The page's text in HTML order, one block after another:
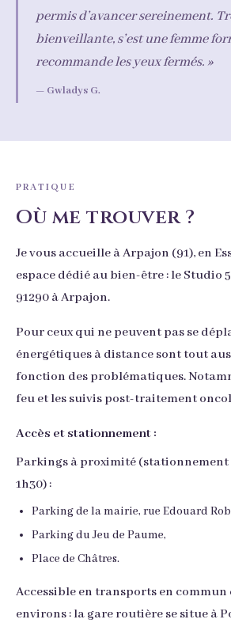
permis d’avancer sereinement.
bienveillante, s’est une femme
recommande les yeux fermés. »
— Gwladys G.
PRATIQUE
Où me trouver ?
Je vous accueille à Arpajon (91), en
espace dédié au bien-être : le Studio
91290 à Arpajon.
Pour ceux qui ne peuvent pas se
énergétiques à distance sont tout
fonction des problématiques.
feu et les suivis post-traitement
Accès et stationnement :
Parkings à proximité
1h30) :
Parking de la mairie, rue Edouard
Parking du Jeu de Paume,
Place de Châtres.
Accessible en transports en commun
environs : la gare routière se situe à